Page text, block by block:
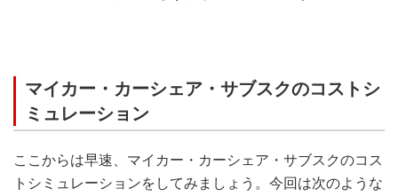
マイカー・カーシェア・サブスクのコストシ
ミュレーション
ここからは早速、マイカー・カーシェア・サブスクのコス
トシミュレーションをしてみましょう。今回は次のような